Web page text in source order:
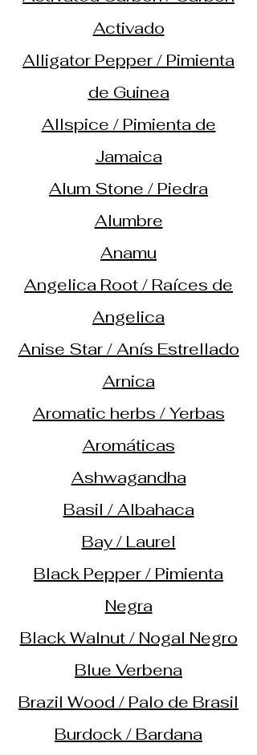
Activado
Alligator Pepper / Pimienta
de Guinea
Allspice / Pimienta de
Jamaica
Alum Stone / Piedra
Alumbre
Anamu
Angelica Root / Raíces de
Angelica
Anise Star / Anís Estrellado
Arnica
Aromatic herbs / Yerbas
Aromáticas
Ashwagandha
Basil / Albahaca
Bay / Laurel
Black Pepper / Pimienta
Negra
Black Walnut / Nogal Negro
Blue Verbena
Brazil Wood / Palo de Brasil
Burdock / Bardana